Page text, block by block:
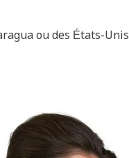
ou des États-Unis